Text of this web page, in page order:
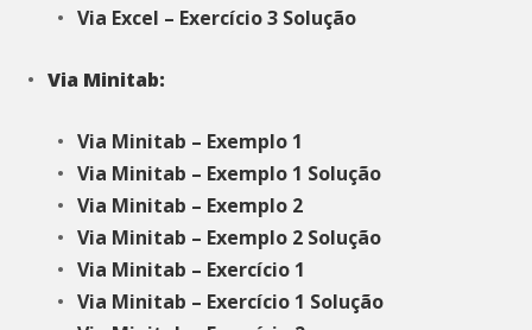
Via Excel – Exercício 3 Solução
Via Minitab:
Via Minitab – Exemplo 1
Via Minitab – Exemplo 1 Solução
Via Minitab – Exemplo 2
Via Minitab – Exemplo 2 Solução
Via Minitab – Exercício 1
Via Minitab – Exercício 1 Solução